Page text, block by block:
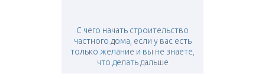
С чего начать строительство
частного дома, если у вас есть
только желание и вы не знаете,
что делать дальше